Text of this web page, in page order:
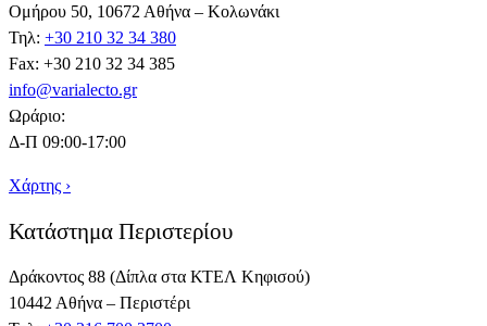
Ομήρου 50, 10672 Αθήνα – Κολωνάκι
Τηλ: +30 210 32 34 380
Fax: +30 210 32 34 385
info@varialecto.gr
Ωράριο:
Δ-Π 09:00-17:00
Χάρτης ›
Κατάστημα Περιστερίου
Δράκοντος 88 (Δίπλα στα ΚΤΕΛ Κηφισού)
10442 Αθήνα – Περιστέρι